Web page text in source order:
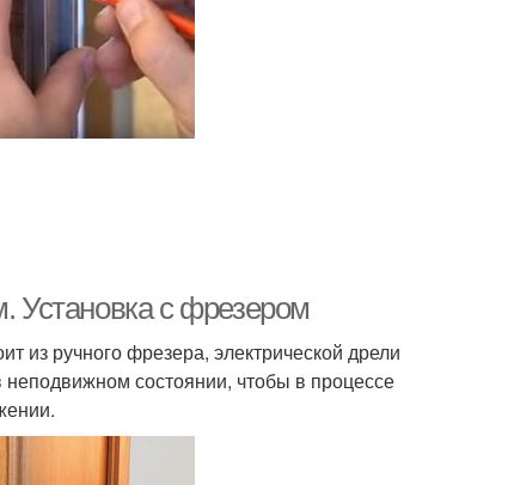
Установка с фрезером
из ручного фрезера, электрической дрели
состоянии, чтобы в процессе